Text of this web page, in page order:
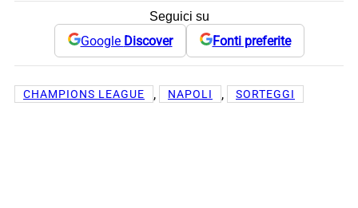
Seguici su
Google Discover Fonti preferite
CHAMPIONS LEAGUE , NAPOLI , SORTEGGI